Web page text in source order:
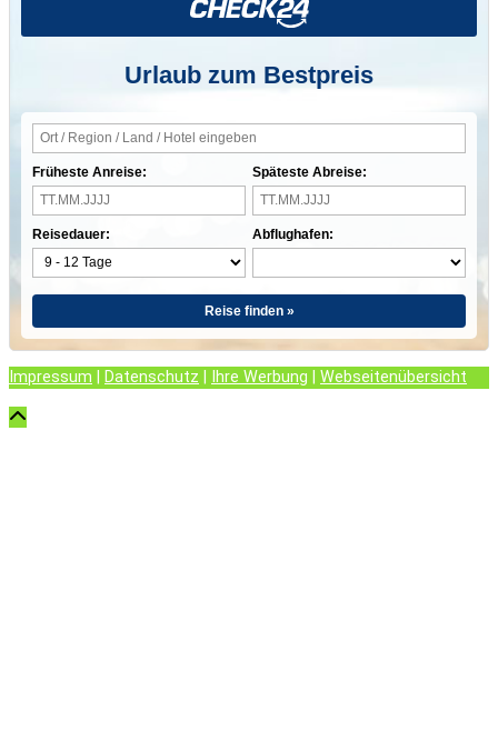
Urlaub zum Bestpreis
Früheste Anreise:
Reisedauer:
Späteste Abreise:
Abflughafen:
Reise finden »
Impressum Datenschutz Ihre Werbung Webseitenübersicht